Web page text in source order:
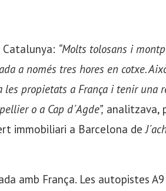
“Molts tolosans i
a només tres hores en cotxe.
propietats a França i tenir una
o a Cap d´Agde”, analitzava,
immobiliari a Barcelona de
amb França. Les autopistes A9